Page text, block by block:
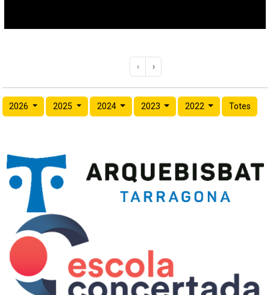
‹ ›
2026 2025 2024 2023 2022 Totes